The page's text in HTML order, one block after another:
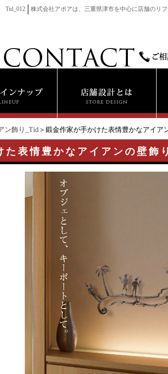
Tid_012 株式会社アポアは、三重県津市を中心に店舗のリ
ン飾り_Tid＞鍛金作家が手かけた表情豊かなアイ
た表情豊かなアイアンの壁